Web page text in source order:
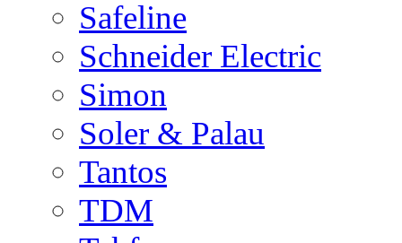
Safeline
Schneider Electric
Simon
Soler & Palau
Tantos
TDM